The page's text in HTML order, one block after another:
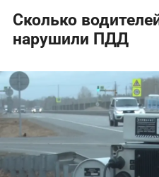
Сколько
нарушили ПДД